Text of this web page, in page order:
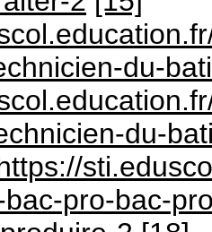
du-
du-
pro-bac-